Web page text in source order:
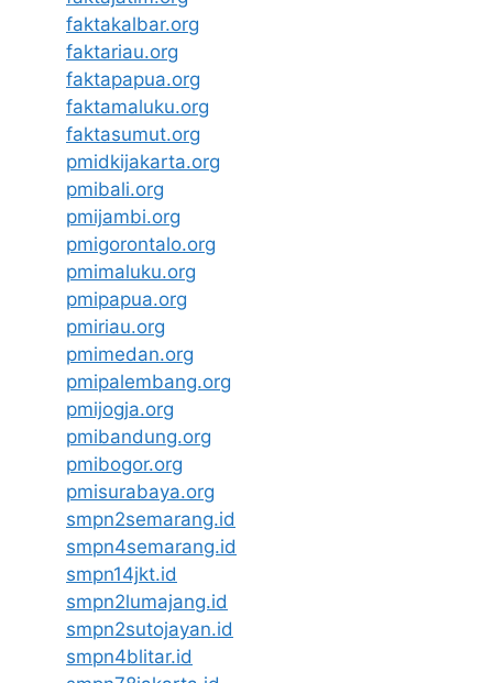
faktakalbar.org
faktariau.org
faktapapua.org
faktamaluku.org
faktasumut.org
pmidkijakarta.org
pmibali.org
pmijambi.org
pmigorontalo.org
pmimaluku.org
pmipapua.org
pmiriau.org
pmimedan.org
pmipalembang.org
pmijogja.org
pmibandung.org
pmibogor.org
pmisurabaya.org
smpn2semarang.id
smpn4semarang.id
smpn14jkt.id
smpn2lumajang.id
smpn2sutojayan.id
smpn4blitar.id